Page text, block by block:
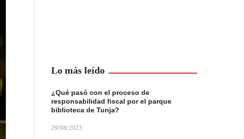
Lo más leído
¿Qué pasó con el proceso de
responsabilidad fiscal por el parque
biblioteca de Tunja?
29/08/2023